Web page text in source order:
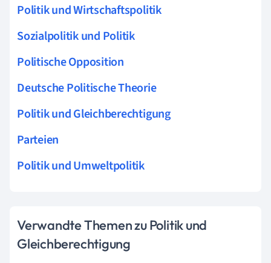
Politik und Wirtschaftspolitik
Sozialpolitik und Politik
Politische Opposition
Deutsche Politische Theorie
Politik und Gleichberechtigung
Parteien
Politik und Umweltpolitik
Verwandte Themen zu Politik und
Gleichberechtigung